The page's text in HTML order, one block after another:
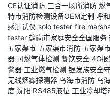
CE认证消防 三合一场所消防 燃
特市消防检测设备OEM定制 呼
感测试仪 solo tester fire
tester 鹤岗市家庭安全全国服务
五家渠市 五家渠市消防 五家渠
器 可燃气体检测 餐饮安全 4G报
警器 工业燃气检测 银发族安全
无线烟雾探测器 乌海市消防 乌
度 沈阳 RS485液位 工业冷却塔